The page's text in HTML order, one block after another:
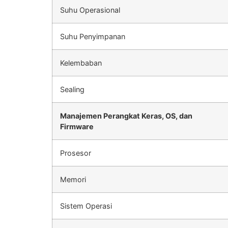
Suhu Operasional
Suhu Penyimpanan
Kelembaban
Sealing
Manajemen Perangkat Keras, OS, dan
Firmware
Prosesor
Memori
Sistem Operasi